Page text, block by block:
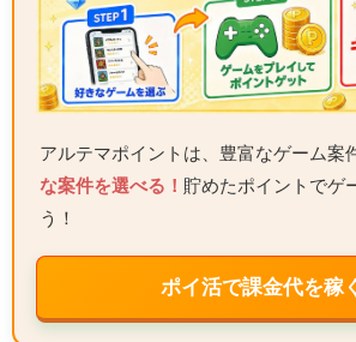
アルテマポイントは、豊富なゲーム案
な案件を選べる！ 貯めたポイントでゲ
う！
ポイ活で課金代を稼